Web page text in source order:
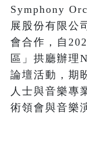
Symphony
展股份有限公
會合作，自
區」拱廳辦理
論壇活動，期
人士與音樂專
術領會與音樂